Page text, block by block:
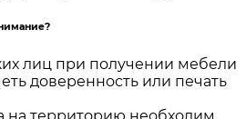
лиц при получении мебели
доверенность или печать